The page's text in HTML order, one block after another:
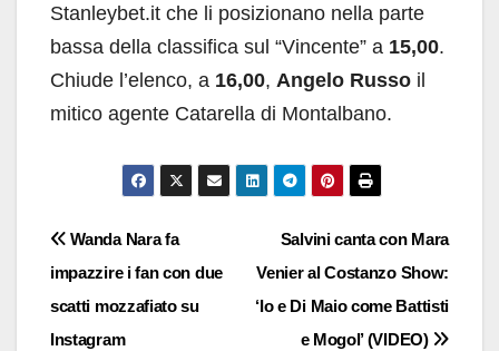
Stanleybet.it che li posizionano nella parte
bassa della classifica sul “Vincente” a 15,00.
Chiude l’elenco, a 16,00, Angelo Russo il
mitico agente Catarella di Montalbano.
Navigazione
articoli
Salvini canta con Mara
Venier al Costanzo Show:
‘Io e Di Maio come Battisti
e Mogol’ (VIDEO)
Wanda Nara fa
impazzire i fan con due
scatti mozzafiato su
Instagram